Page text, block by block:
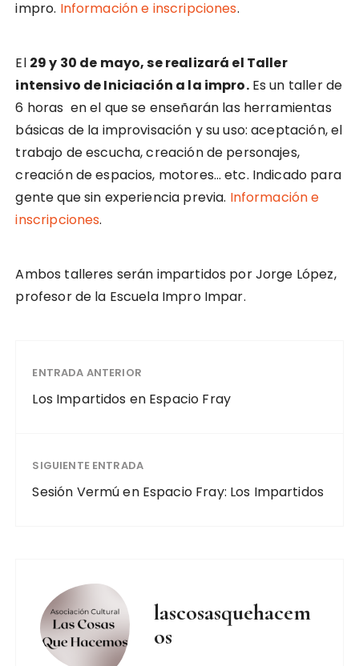
impro. Información e inscripciones.
El 29 y 30 de mayo, se realizará el Taller
intensivo de Iniciación a la impro.Es un taller de
6 horas en el que se enseñarán las herramientas
básicas de la improvisación y su uso: aceptación, el
trabajo de escucha, creación de personajes,
creación de espacios, motores… etc. Indicado para
gente que sin experiencia previa. Información e
inscripciones.
Ambos talleres serán impartidos por Jorge López,
profesor de la Escuela Impro Impar.
ENTRADA ANTERIOR
Los Impartidos en Espacio Fray
SIGUIENTE ENTRADA
Sesión Vermú en Espacio Fray: Los Impartidos
lascosasquehacem
os